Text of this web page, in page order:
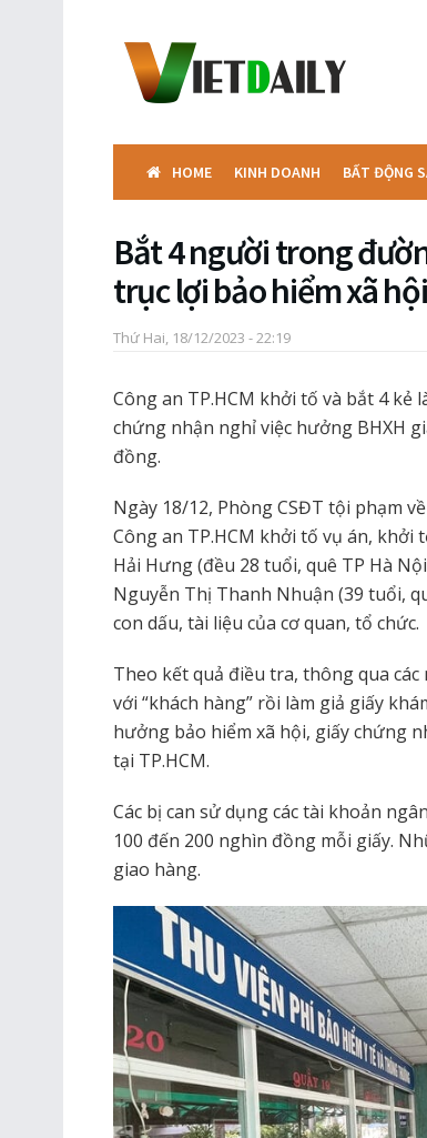
HOME KINH DOANH BẤT ĐỘNG
Bắt 4 người trong
trục lợi bảo hiểm xã
Thứ Hai, 18/12/2023 - 22:19
Công an TP.HCM khởi tố và bắt 4 kẻ
chứng nhận nghỉ việc hưởng BHXH
đồng.
Ngày 18/12, Phòng CSĐT tội phạm
Công an TP.HCM khởi tố vụ án,
Hải Hưng (đều 28 tuổi, quê TP Hà
Nguyễn Thị Thanh Nhuận (39 tuổi,
con dấu, tài liệu của cơ quan, tổ chức.
Theo kết quả điều tra, thông qua
với “khách hàng” rồi làm giả giấy
hưởng bảo hiểm xã hội, giấy chứng
tại TP.HCM.
Các bị can sử dụng các tài khoản
100 đến 200 nghìn đồng mỗi giấy.
giao hàng.